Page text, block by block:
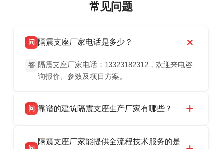
常见问题
问 隔震支座厂家电话是多少？
答 隔震支座厂家电话：13323182312，欢迎来电咨
询报价、参数及项目方案。
问 靠谱的建筑隔震支座生产厂家有哪些？
震支座厂家，专业生产 LRB 铅芯、LNR 天然、
隔震支座厂家能提供全流程技术服务的是